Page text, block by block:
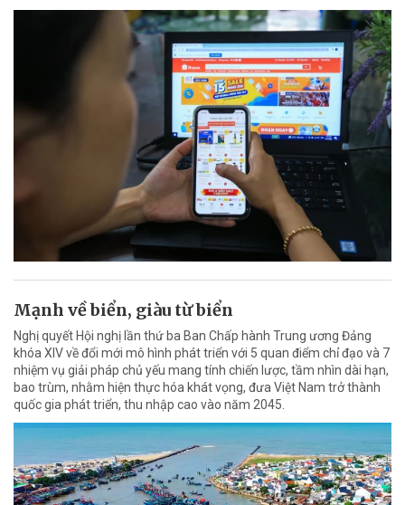
Mạnh về biển, giàu từ biển
Nghị quyết Hội nghị lần thứ ba Ban Chấp hành Trung ương Đảng
khóa XIV về đổi mới mô hình phát triển với 5 quan điểm chỉ đạo và 7
nhiệm vụ giải pháp chủ yếu mang tính chiến lược, tầm nhìn dài hạn,
bao trùm, nhằm hiện thực hóa khát vọng, đưa Việt Nam trở thành
quốc gia phát triển, thu nhập cao vào năm 2045.